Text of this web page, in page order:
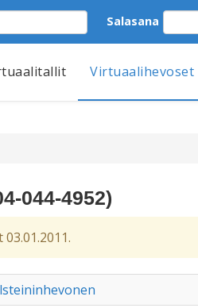
Salasana
Virtuaalihevoset
044-4952)